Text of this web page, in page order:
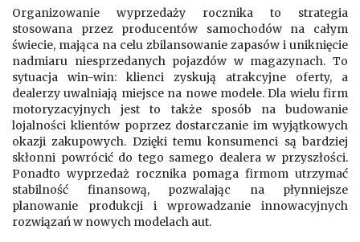
Organizowanie wyprzedaży rocznika to strategia
stosowana przez producentów samochodów na całym
świecie, mająca na celu zbilansowanie zapasów i uniknięcie
nadmiaru niesprzedanych pojazdów w magazynach. To
sytuacja win-win: klienci zyskują atrakcyjne oferty, a
dealerzy uwalniają miejsce na nowe modele. Dla wielu firm
motoryzacyjnych jest to także sposób na budowanie
lojalności klientów poprzez dostarczanie im wyjątkowych
okazji zakupowych. Dzięki temu konsumenci są bardziej
skłonni powrócić do tego samego dealera w przyszłości.
Ponadto wyprzedaż rocznika pomaga firmom utrzymać
stabilność finansową, pozwalając na płynniejsze
planowanie produkcji i wprowadzanie innowacyjnych
rozwiązań w nowych modelach aut.